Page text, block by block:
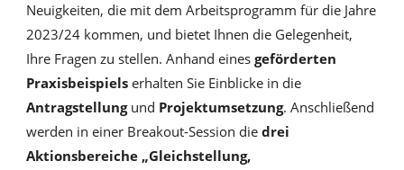
Neuigkeiten, die mit dem Arbeitsprogramm für die Jahre
2023/24 kommen, und bietet Ihnen die Gelegenheit,
Ihre Fragen zu stellen. Anhand eines geförderten
Praxisbeispielserhalten Sie Einblicke in die
Antragstellungund Projektumsetzung. Anschließend
werden in einer Breakout-Session die drei
Aktionsbereiche „Gleichstellung,